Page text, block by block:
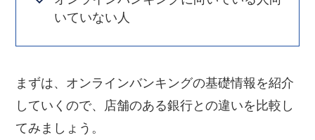
いていない人
まずは、オンラインバンキングの基礎情報を紹介
していくので、店舗のある銀行との違いを比較し
てみましょう。